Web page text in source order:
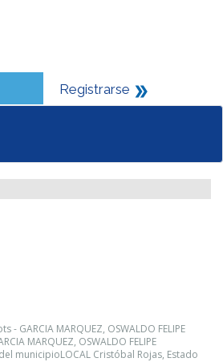
Registrarse
GARCIA MARQUEZ, OSWALDO FELIPE
MARQUEZ, OSWALDO FELIPE
municipioLOCAL Cristóbal Rojas, Estado